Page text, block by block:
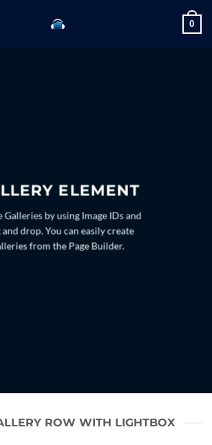
0
ELEMENT
Galleries by using Image IDs and
and drop. You can easily create
from the Page Builder.
ROW WITH LIGHTBOX